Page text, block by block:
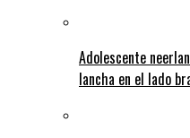
Adolescente
lancha en el lado